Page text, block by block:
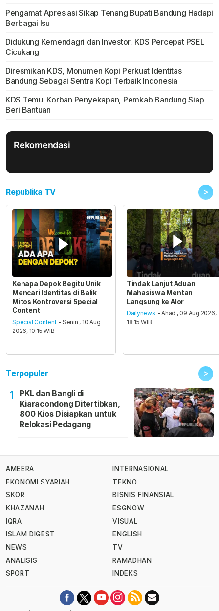
Pengamat Apresiasi Sikap Tenang Bupati Bandung Hadapi
Berbagai Isu
Didukung Kemendagri dan Investor, KDS Percepat PSEL
Cicukang
Diresmikan KDS, Monumen Kopi Perkuat Identitas
Bandung Sebagai Sentra Kopi Terbaik Indonesia
KDS Temui Korban Penyekapan, Pemkab Bandung Siap
Beri Bantuan
Rekomendasi
Republika TV >
Kenapa Depok Begitu Unik
Mencari Identitas di Balik
Mitos Kontroversi Special
Content
Special Content - Senin , 10 Aug
2026, 10:15 WIB
Tindak Lanjut Aduan
Mahasiswa Mentan
Langsung ke Alor
Dailynews - Ahad , 09 Aug 2026,
18:15 WIB
Terpopuler >
1
PKL dan Bangli di
Kiaracondong Ditertibkan,
800 Kios Disiapkan untuk
Relokasi Pedagang
AMEERA
EKONOMI SYARIAH
SKOR
KHAZANAH
IQRA
ISLAM DIGEST
NEWS
ANALISIS
SPORT
INTERNASIONAL
TEKNO
BISNIS FINANSIAL
ESGNOW
VISUAL
ENGLISH
TV
RAMADHAN
INDEKS